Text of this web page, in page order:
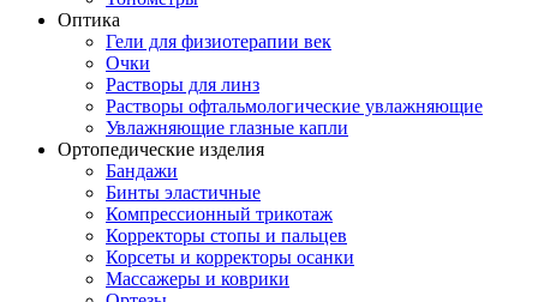
Оптика
Гели для физиотерапии век
Очки
Растворы для линз
Растворы офтальмологические увлажняющие
Увлажняющие глазные капли
Ортопедические изделия
Бандажи
Бинты эластичные
Компрессионный трикотаж
Корректоры стопы и пальцев
Корсеты и корректоры осанки
Массажеры и коврики